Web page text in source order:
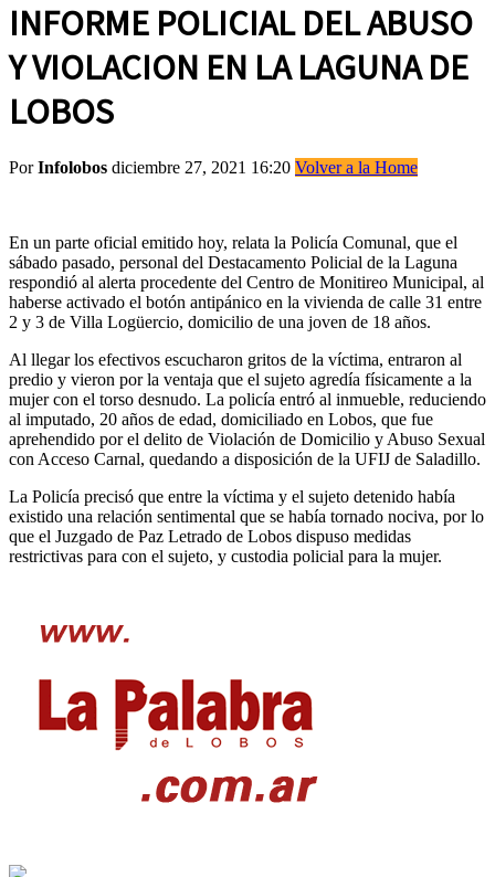
INFORME POLICIAL DEL ABUSO
Y VIOLACION EN LA LAGUNA DE
LOBOS
PorInfolobos diciembre 27, 2021 16:20 Volver a la Home
En un parte oficial emitido hoy, relata la Policía Comunal, que el
sábado pasado, personal del Destacamento Policial de la Laguna
respondió al alerta procedente del Centro de Monitireo Municipal, al
haberse activado el botón antipánico en la vivienda de calle 31 entre
2 y 3 de Villa Logüercio, domicilio de una joven de 18 años.
Al llegar los efectivos escucharon gritos de la víctima, entraron al
predio y vieron por la ventaja que el sujeto agredía físicamente a la
mujer con el torso desnudo. La policía entró al inmueble, reduciendo
al imputado, 20 años de edad, domiciliado en Lobos, que fue
aprehendido por el delito de Violación de Domicilio y Abuso Sexual
con Acceso Carnal, quedando a disposición de la UFIJ de Saladillo.
La Policía precisó que entre la víctima y el sujeto detenido había
existido una relación sentimental que se había tornado nociva, por lo
que el Juzgado de Paz Letrado de Lobos dispuso medidas
restrictivas para con el sujeto, y custodia policial para la mujer.